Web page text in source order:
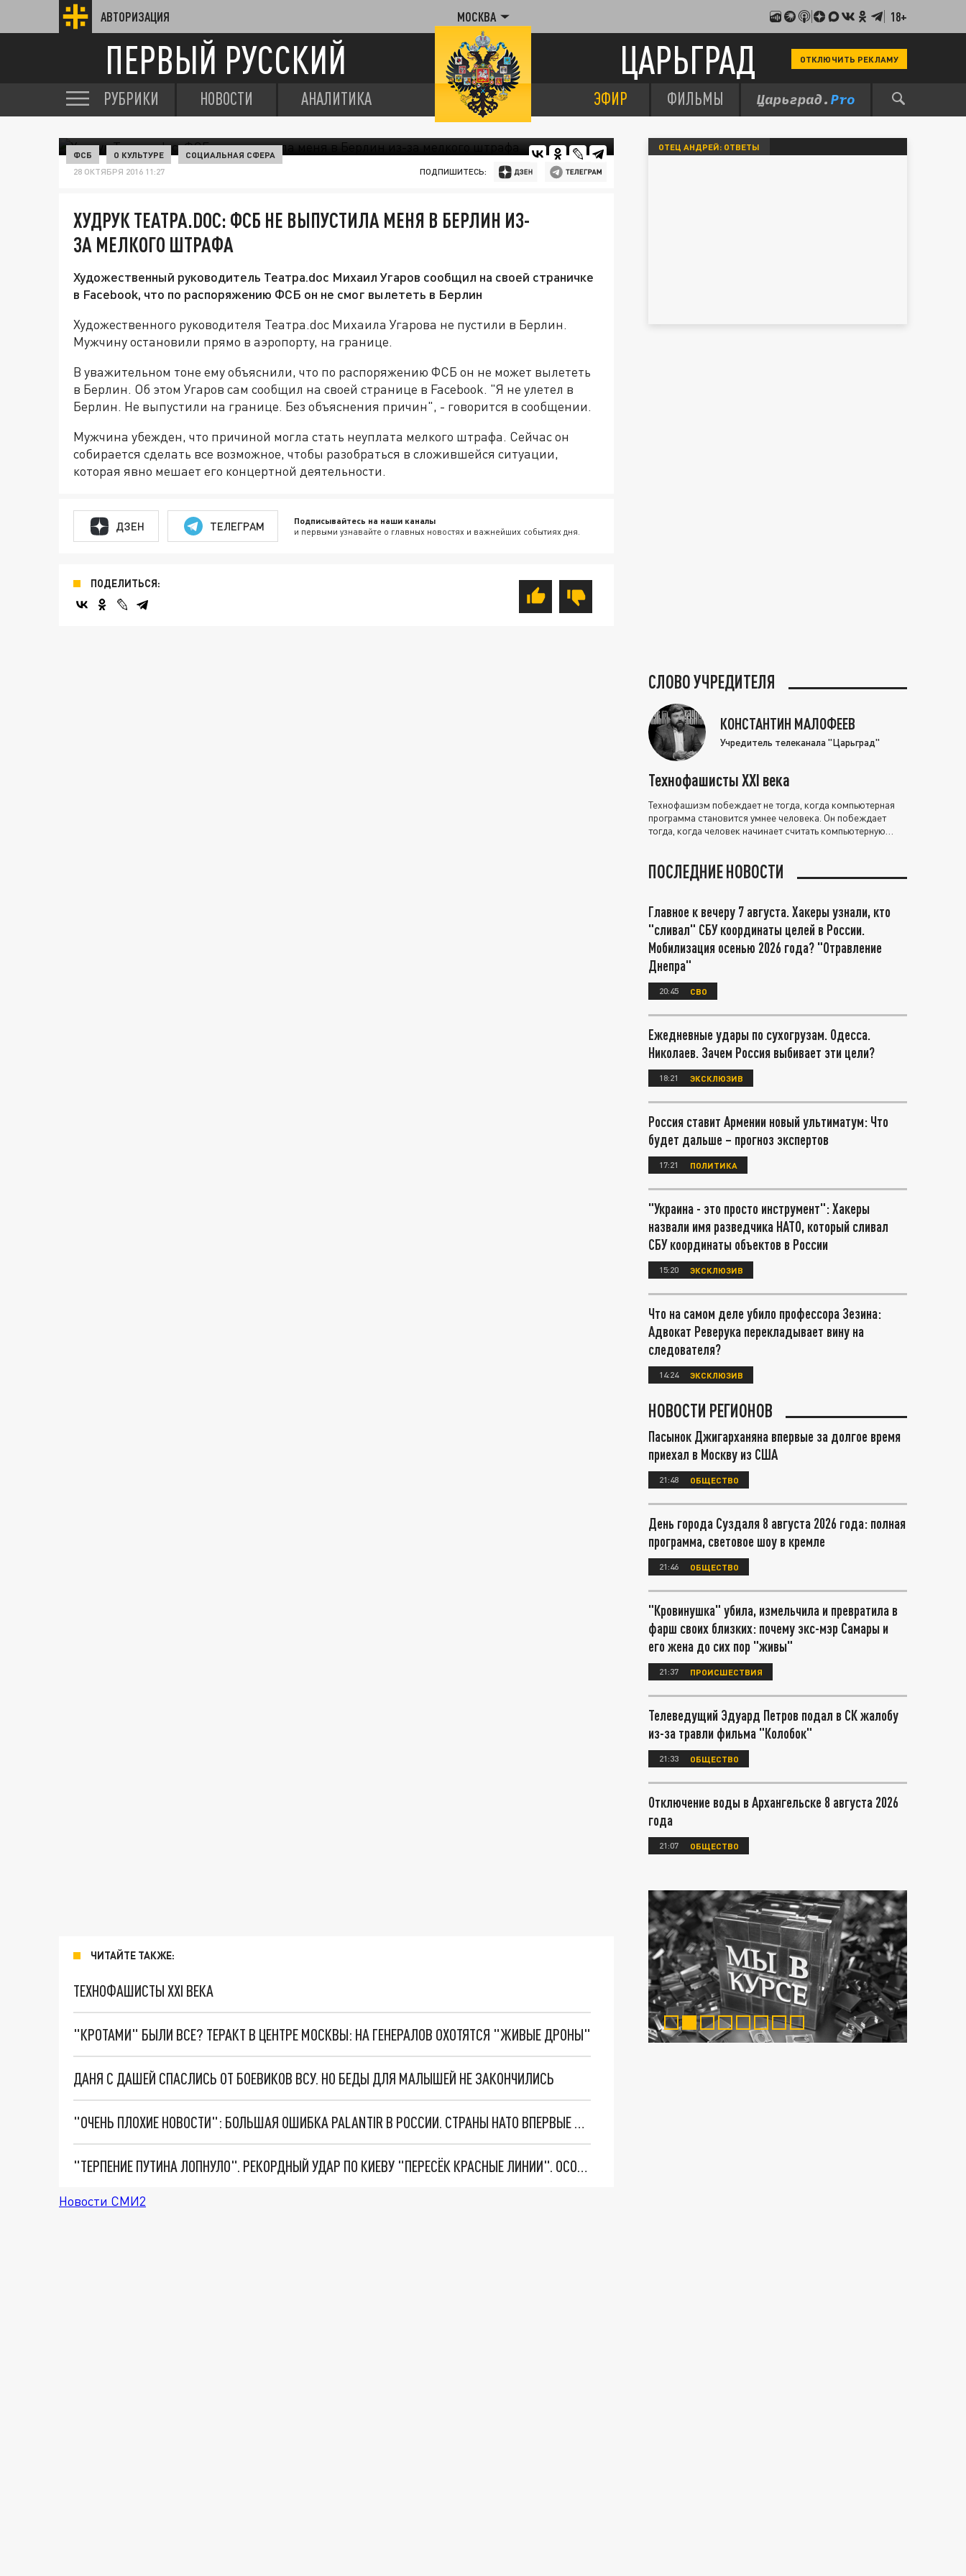
АВТОРИЗАЦИЯ МОСКВА 18+
ПЕРВЫЙ РУССКИЙ ЦАРЬГРАД ОТКЛЮЧИТЬ РЕКЛАМУ
РУБРИКИ НОВОСТИ АНАЛИТИКА ЭФИР ФИЛЬМЫ
ФСБ О КУЛЬТУРЕ СОЦИАЛЬНАЯ СФЕРА
28 ОКТЯБРЯ 2016 11:27 ПОДПИШИТЕСЬ:
ХУДРУК ТЕАТРА.DOC: ФСБ НЕ ВЫПУСТИЛА МЕНЯ В БЕРЛИН ИЗ-
ЗА МЕЛКОГО ШТРАФА
Художественный руководитель Театра.doc Михаил Угаров сообщил на своей страничке
в Facebook, что по распоряжению ФСБ он не смог вылететь в Берлин
Художественного руководителя Театра.doc Михаила Угарова не пустили в Берлин.
Мужчину остановили прямо в аэропорту, на границе.
В уважительном тоне ему объяснили, что по распоряжению ФСБ он не может вылететь
в Берлин. Об этом Угаров сам сообщил на своей странице в Facebook. "Я не улетел в
Берлин. Не выпустили на границе. Без объяснения причин", - говорится в сообщении.
Мужчина убежден, что причиной могла стать неуплата мелкого штрафа. Сейчас он
собирается сделать все возможное, чтобы разобраться в сложившейся ситуации,
которая явно мешает его концертной деятельности.
ДЗЕН ТЕЛЕГРАМ Подписывайтесь на наши каналы
и первыми узнавайте о главных новостях и важнейших событиях дня.
ПОДЕЛИТЬСЯ:
ЧИТАЙТЕ ТАКЖЕ:
ТЕХНОФАШИСТЫ XXI ВЕКА
"КРОТАМИ" БЫЛИ ВСЕ? ТЕРАКТ В ЦЕНТРЕ МОСКВЫ: НА ГЕНЕРАЛОВ ОХОТЯТСЯ "ЖИВЫЕ ДРОНЫ"
ДАНЯ С ДАШЕЙ СПАСЛИСЬ ОТ БОЕВИКОВ ВСУ. НО БЕДЫ ДЛЯ МАЛЫШЕЙ НЕ ЗАКОНЧИЛИСЬ
"ОЧЕНЬ ПЛОХИЕ НОВОСТИ": БОЛЬШАЯ ОШИБКА PALANTIR В РОССИИ. СТРАНЫ НАТО ВПЕРВЫЕ ЗА СВО ОСТАНОВИЛИ ПОСТАВКИ ОРУЖИЯ. ВСУ ТЕРЯЮТ ПРИГРАНИЧЬЕ?
"ТЕРПЕНИЕ ПУТИНА ЛОПНУЛО". РЕКОРДНЫЙ УДАР ПО КИЕВУ "ПЕРЕСЁК КРАСНЫЕ ЛИНИИ". ОСОБЫЕ СПЕЦЫ КНДР НА ЛБС? ТАЙНЫЕ ПЕРЕГОВОРЫ ЕВРОПЫ И МОСКВЫ
Новости СМИ2
ОТЕЦ АНДРЕЙ: ОТВЕТЫ
СЛОВО УЧРЕДИТЕЛЯ
КОНСТАНТИН МАЛОФЕЕВ
Учредитель телеканала "Царьград"
Технофашисты XXI века
Технофашизм побеждает не тогда, когда компьютерная
программа становится умнее человека. Он побеждает
тогда, когда человек начинает считать компьютерную
ПОСЛЕДНИЕ НОВОСТИ
Главное к вечеру 7 августа. Хакеры узнали, кто
"сливал" СБУ координаты целей в России.
Мобилизация осенью 2026 года? "Отравление
Днепра"
20:45 СВО
Ежедневные удары по сухогрузам. Одесса.
Николаев. Зачем Россия выбивает эти цели?
18:21 ЭКСКЛЮЗИВ
Россия ставит Армении новый ультиматум: Что
будет дальше – прогноз экспертов
17:21 ПОЛИТИКА
"Украина - это просто инструмент": Хакеры
назвали имя разведчика НАТО, который сливал
СБУ координаты объектов в России
15:20 ЭКСКЛЮЗИВ
Что на самом деле убило профессора Зезина:
Адвокат Реверука перекладывает вину на
следователя?
14:24 ЭКСКЛЮЗИВ
НОВОСТИ РЕГИОНОВ
Пасынок Джигарханяна впервые за долгое время
приехал в Москву из США
21:48 ОБЩЕСТВО
День города Суздаля 8 августа 2026 года: полная
программа, световое шоу в кремле
21:46 ОБЩЕСТВО
"Кровинушка" убила, измельчила и превратила в
фарш своих близких: почему экс-мэр Самары и
его жена до сих пор "живы"
21:37 ПРОИСШЕСТВИЯ
Телеведущий Эдуард Петров подал в СК жалобу
из-за травли фильма "Колобок"
21:33 ОБЩЕСТВО
Отключение воды в Архангельске 8 августа 2026
года
21:07 ОБЩЕСТВО